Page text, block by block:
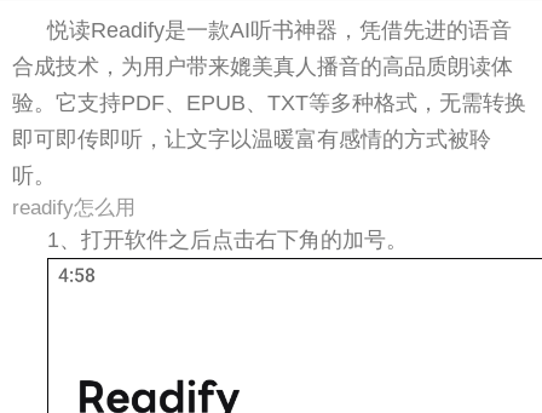
悦读Readify是一款AI听书神器，凭借先进的语音
合成技术，为用户带来媲美真人播音的高品质朗读体
验。它支持PDF、EPUB、TXT等多种格式，无需转换
即可即传即听，让文字以温暖富有感情的方式被聆
听。
readify怎么用
1、打开软件之后点击右下角的加号。